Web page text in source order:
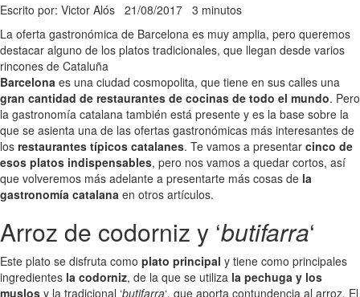
Escrito por: Victor Alós 21/08/2017 3 minutos
La oferta gastronómica de Barcelona es muy amplia, pero queremos
destacar alguno de los platos tradicionales, que llegan desde varios
rincones de Cataluña
Barcelona es una ciudad cosmopolita, que tiene en sus calles una
gran cantidad de restaurantes de cocinas de todo el mundo. Pero
la gastronomía catalana también está presente y es la base sobre la
que se asienta una de las ofertas gastronómicas más interesantes de
los restaurantes típicos catalanes. Te vamos a presentar cinco de
esos platos indispensables, pero nos vamos a quedar cortos, así
que volveremos más adelante a presentarte más cosas de la
gastronomía catalana en otros artículos.
Arroz de codorniz y ‘butifarra‘
Este plato se disfruta como plato principal y tiene como principales
ingredientes la codorniz, de la que se utiliza la pechuga y los
muslos y la tradicional ‘butifarra‘, que aporta contundencia al arroz. El